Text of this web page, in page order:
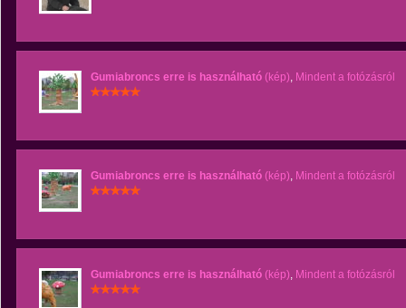
Gumiabroncs erre is használható (kép), Mindent a fotózásról
Gumiabroncs erre is használható (kép), Mindent a fotózásról
Gumiabroncs erre is használható (kép), Mindent a fotózásról